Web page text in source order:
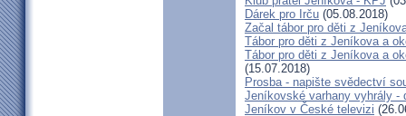
Dárek pro Irču (05.08.2018)
Začal tábor pro děti z
Tábor pro děti z Jeníkova a
Tábor pro děti z Jeníkova a
(15.07.2018)
Prosba - napište svědectví
Jeníkovské varhany vyhrály -
Jeníkov v České televizi